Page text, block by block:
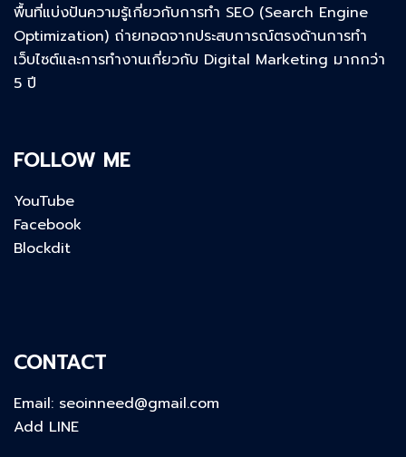
พื้นที่แบ่งปันความรู้เกี่ยวกับการทำ SEO (Search Engine
Optimization) ถ่ายทอดจากประสบการณ์ตรงด้านการทำ
เว็บไซต์และการทำงานเกี่ยวกับ Digital Marketing มากกว่า
5 ปี
FOLLOW ME
YouTube
Facebook
Blockdit
CONTACT
Email: seoinneed@gmail.com
Add LINE